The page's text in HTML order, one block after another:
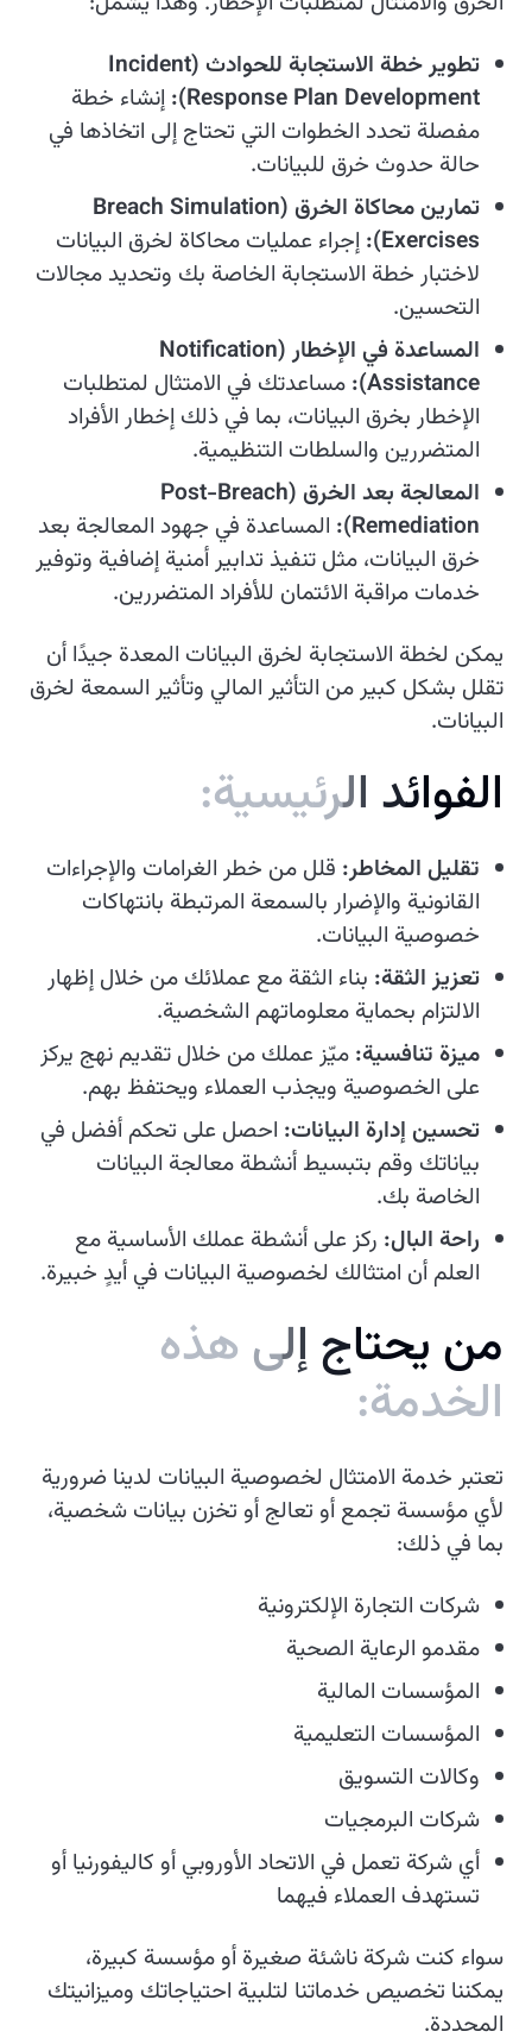
تطوير خطة الاستجابة للحوادث (Incident
Response Plan Development):
إنشاء خطة
مفصلة تحدد الخطوات التي تحتاج إلى اتخاذها في
حالة حدوث خرق للبيانات.
تمارين محاكاة الخرق (Breach Simulation
Exercises):
إجراء عمليات محاكاة لخرق البيانات
لاختبار خطة الاستجابة الخاصة بك وتحديد مجالات
التحسين.
المساعدة في الإخطار (Notification
Assistance): مساعدتك في الامتثال لمتطلبات
الإخطار بخرق البيانات، بما في ذلك إخطار الأفراد
المتضررين والسلطات التنظيمية.
المعالجة بعد الخرق (Post-Breach
Remediation):
المساعدة في جهود المعالجة بعد
خرق البيانات، مثل تنفيذ تدابير أمنية إضافية وتوفير
خدمات مراقبة الائتمان للأفراد المتضررين.
يمكن لخطة الاستجابة لخرق البيانات المعدة جيدًا أن
تقلل بشكل كبير من التأثير المالي وتأثير السمعة لخرق
البيانات.
الفوائد الرئيسية:
تقليل المخاطر: قلل من خطر الغرامات والإجراءات
القانونية والإضرار بالسمعة المرتبطة بانتهاكات
خصوصية البيانات.
تعزيز الثقة: بناء الثقة مع عملائك من خلال إظهار
الالتزام بحماية معلوماتهم الشخصية.
ميزة تنافسية: ميّز عملك من خلال تقديم نهج يركز
على الخصوصية ويجذب العملاء ويحتفظ بهم.
تحسين إدارة البيانات: احصل على تحكم أفضل في
بياناتك وقم بتبسيط أنشطة معالجة البيانات
الخاصة بك.
راحة البال: ركز على أنشطة عملك الأساسية مع
العلم أن امتثالك لخصوصية البيانات في أيدٍ خبيرة.
من يحتاجإلى هذه
الخدمة:
تعتبر خدمة الامتثال لخصوصية البيانات لدينا ضرورية
لأي مؤسسة تجمع أو تعالج أو تخزن بيانات شخصية،
بما في ذلك:
شركات التجارة الإلكترونية
مقدمو الرعاية الصحية
المؤسسات المالية
المؤسسات التعليمية
وكالات التسويق
شركات البرمجيات
أي شركة تعمل في الاتحاد الأوروبي أو كاليفورنيا أو
تستهدف العملاء فيهما
سواء كنت شركة ناشئة صغيرة أو مؤسسة كبيرة،
يمكننا تخصيص خدماتنا لتلبية احتياجاتك وميزانيتك
المحددة.